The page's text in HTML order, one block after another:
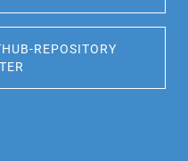
REPOSITORY